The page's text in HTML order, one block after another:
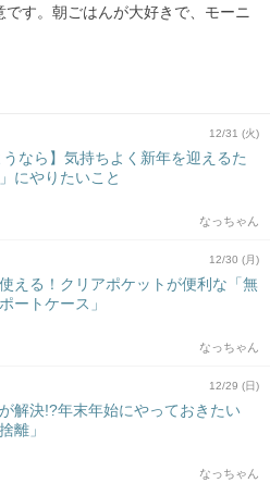
す。朝ごはんが大好きで、モーニ
12/31 (火)
うなら】気持ちよく新年を迎えるた
にやりたいこと
なっちゃん
12/30 (月)
える！クリアポケットが便利な「無
ートケース」
なっちゃん
12/29 (日)
解決!?年末年始にやっておきたい
離」
なっちゃん